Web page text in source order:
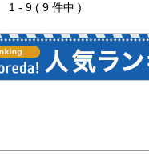
1 - 9 ( 9 件中 )